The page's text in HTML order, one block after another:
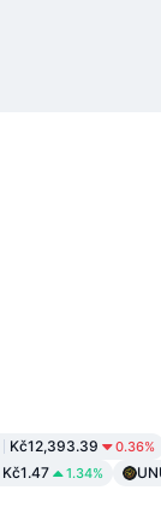
Kč12,393.39 0.36%
Kč1.47 1.34%